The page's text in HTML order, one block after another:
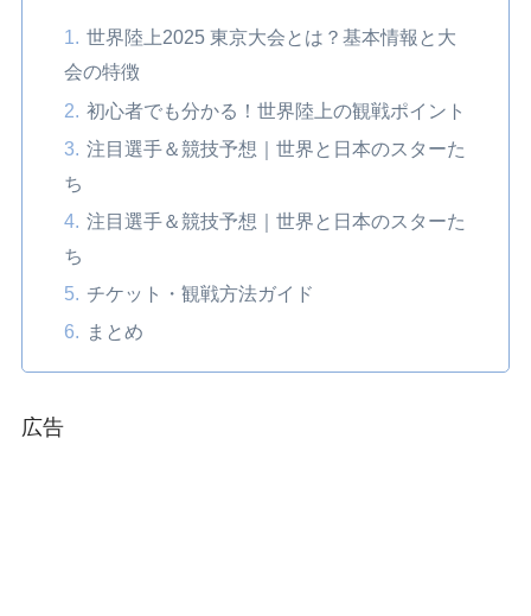
世界陸上2025 東京大会とは？基本情報と大
会の特徴
初心者でも分かる！世界陸上の観戦ポイント
注目選手＆競技予想｜世界と日本のスターた
ち
注目選手＆競技予想｜世界と日本のスターた
ち
チケット・観戦方法ガイド
まとめ
広告